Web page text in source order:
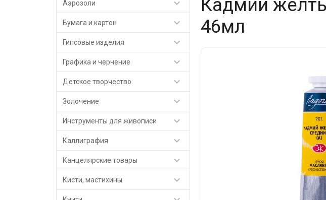
Аэрозоли 
Бумага и картон 
Гипсовые изделия 
Графика и черчение 
Детское творчество 
Золочение 
Инструменты для живописи 
Каллиграфия 
Канцелярские товары 
Кисти, мастихины 
Кадмий
46мл